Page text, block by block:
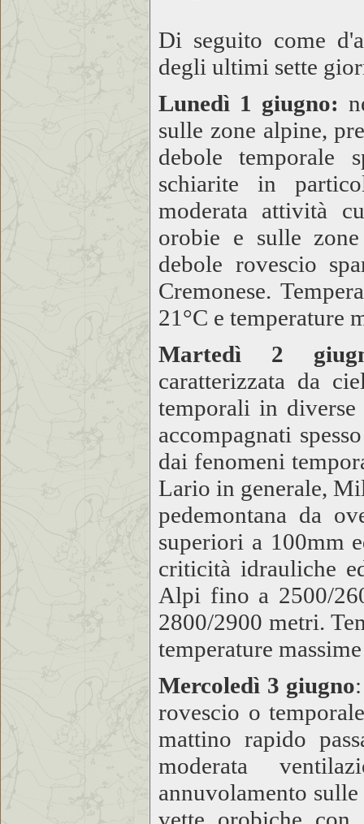
Di seguito come
degli ultimi sette
Lunedì 1 giugno:
sulle zone alpine,
debole temporale
schiarite in
moderata attività
orobie e sulle
debole rovescio
Cremonese.
21°C e temperature
Martedì 2
caratterizzata da
temporali in
accompagnati
dai fenomeni
Lario in generale,
pedemontana da
superiori a 100mm
criticità idrauliche
Alpi fino a 2500/
2800/2900 metri.
temperature
Mercoledì 3 giugno
rovescio o
mattino rapido
moderata
annuvolamento